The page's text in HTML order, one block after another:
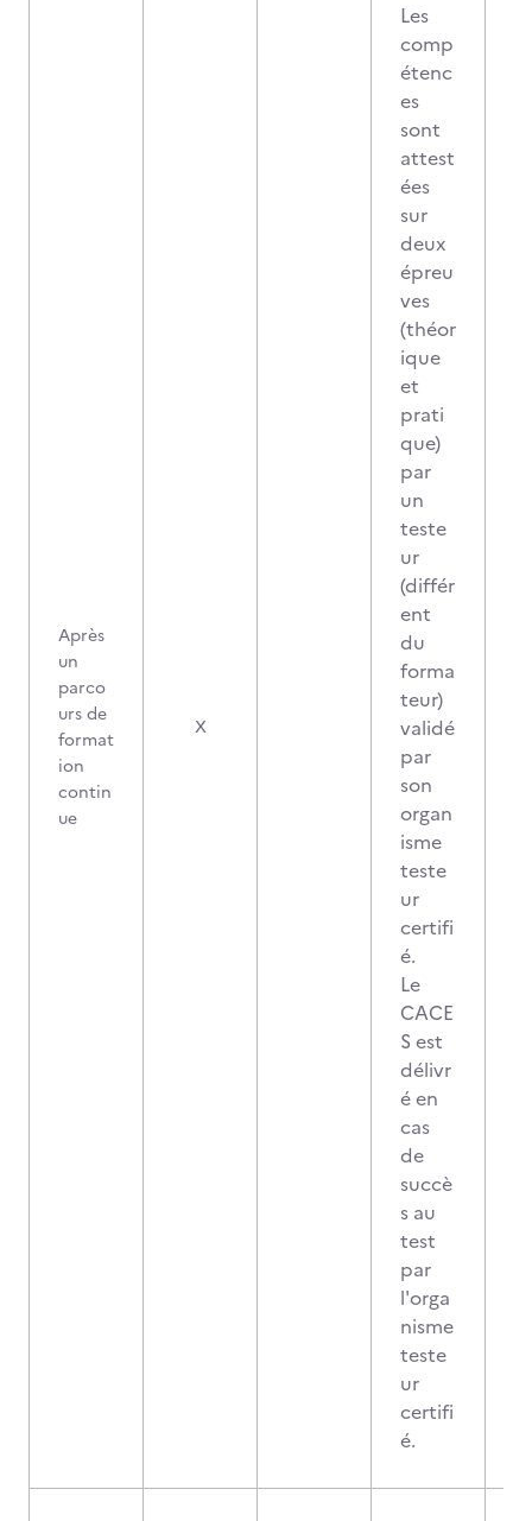
Après
un
parco
urs de
format
ion
contin
ue
X
Les
comp
étenc
es
sont
attest
ées
sur
deux
épreu
ves
(théor
ique
et
prati
que)
par
un
teste
ur
(différ
ent
du
forma
teur)
validé
par
son
organ
isme
teste
ur
certifi
é.
Le
CACE
S est
délivr
é en
cas
de
succè
s au
test
par
l'orga
nisme
teste
ur
certifi
é.